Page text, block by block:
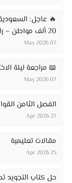
🔥 عاجل:
20 ألف مواطن – رابط التسجيل هنا
07 May 2026
📖 مراجعة ليلة
07 May 2026
الفصل الثامن
27 Apr 2026
مقالات تعليمية
25 Apr 2026
حل كتاب التجويد